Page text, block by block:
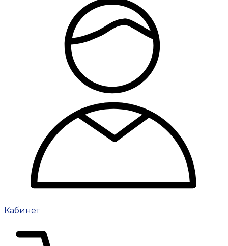
Кабинет